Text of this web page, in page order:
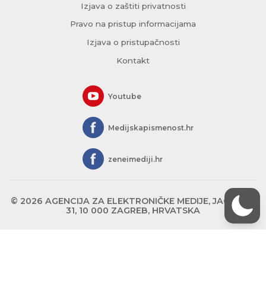
Izjava o zaštiti privatnosti
Pravo na pristup informacijama
Izjava o pristupačnosti
Kontakt
Youtube
Medijskapismenost.hr
zeneimediji.hr
© 2026 AGENCIJA ZA ELEKTRONIČKE MEDIJE, JAGIĆEVA
31, 10 000 ZAGREB, HRVATSKA